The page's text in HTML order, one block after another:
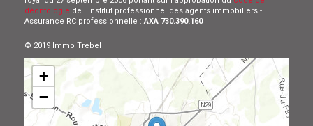
déontologie de l'Institut professionnel des agents immobiliers -
Assurance RC professionnelle :AXA 730.390.160
© 2019 Immo Trebel
+
−